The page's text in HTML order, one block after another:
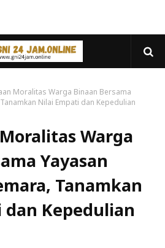
Moralitas Warga Binaan Bersama
Nilai Empati dan Kepedulian
Warga
Yayasan
Tanamkan
Kepedulian